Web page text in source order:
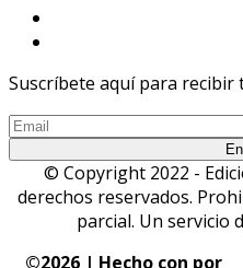
Suscríbete aquí para recibir
© Copyright 2022 -
derechos reservados.
parcial. Un servicio
©2026 | Hecho con por